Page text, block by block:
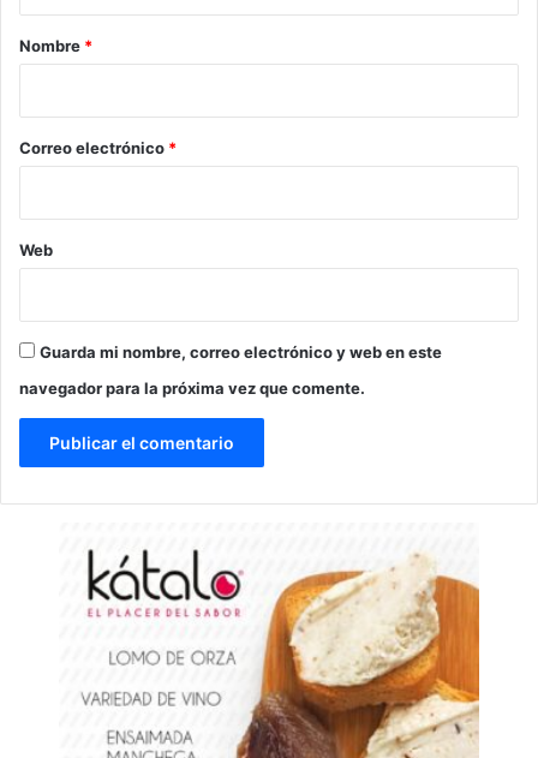
r
*
Nombre *
Correo electrónico *
Web
Guarda mi nombre, correo electrónico y web en este
navegador para la próxima vez que comente.